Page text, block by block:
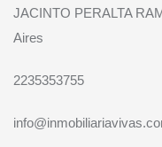
JACINTO PERALTA
Aires
2235353755